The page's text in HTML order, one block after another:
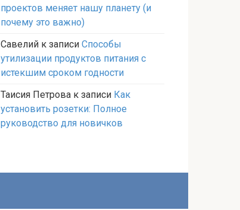
проектов меняет нашу планету (и
почему это важно)
Савелий к записи Способы
утилизации продуктов питания с
истекшим сроком годности
Таисия Петрова к записи Как
установить розетки: Полное
руководство для новичков